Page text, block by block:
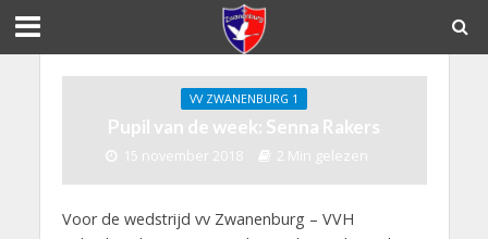
VV ZWANENBURG 1
Pupil van de week: Senna Rakers
15 november 2018 2 Min gelezen
Voor de wedstrijd vv Zwanenburg – VVH